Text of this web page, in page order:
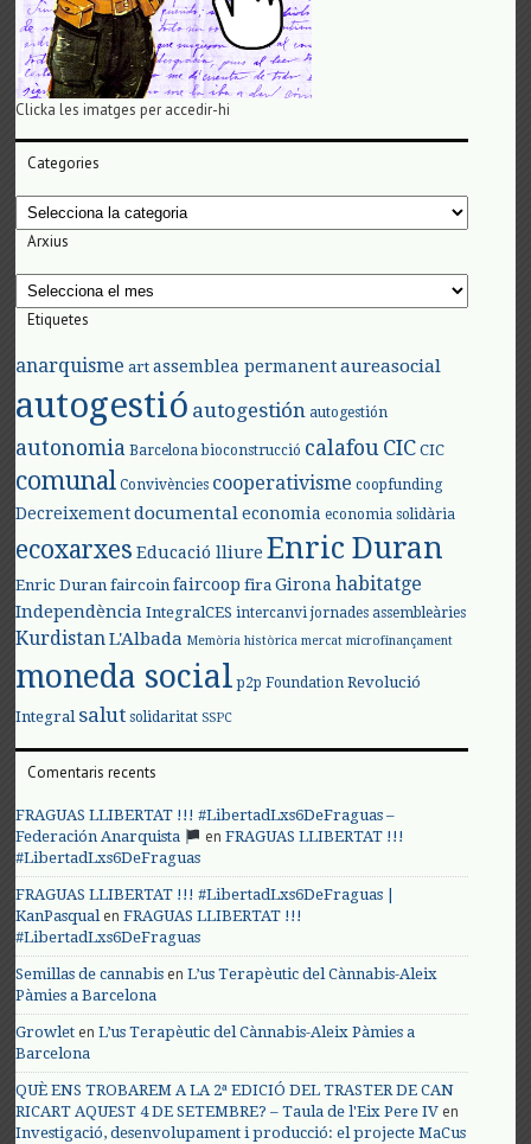
Clicka les imatges per accedir-hi
Categories
Categories
Arxius
Arxius
Etiquetes
anarquisme art assemblea permanent aureasocial
autogestió autogestión autogestión
autonomia Barcelona bioconstrucció calafouCIC CIC
comunal Convivències cooperativisme coopfunding
Decreixement documental economia economia solidària
ecoxarxes Educació lliure Enric Duran
Enric Duran faircoin faircoop fira Girona habitatge
Independència IntegralCES intercanvi jornades assembleàries
KurdistanL'Albada Memòria històrica mercat microfinançament
moneda social p2p Foundation Revolució
Integral salut solidaritat SSPC
Comentaris recents
FRAGUAS LLIBERTAT !!! #LibertadLxs6DeFraguas –
Federación Anarquista
enFRAGUAS LLIBERTAT !!!
#LibertadLxs6DeFraguas
FRAGUAS LLIBERTAT !!! #LibertadLxs6DeFraguas |
KanPasqualenFRAGUAS LLIBERTAT !!!
#LibertadLxs6DeFraguas
Semillas de cannabis enL’us Terapèutic del Cànnabis-Aleix
Pàmies a Barcelona
Growlet enL’us Terapèutic del Cànnabis-Aleix Pàmies a
Barcelona
QUÈ ENS TROBAREM A LA 2ª EDICIÓ DEL TRASTER DE CAN
RICART AQUEST 4 DE SETEMBRE? – Taula de l'Eix Pere IV en
Investigació, desenvolupament i producció: el projecte MaCus